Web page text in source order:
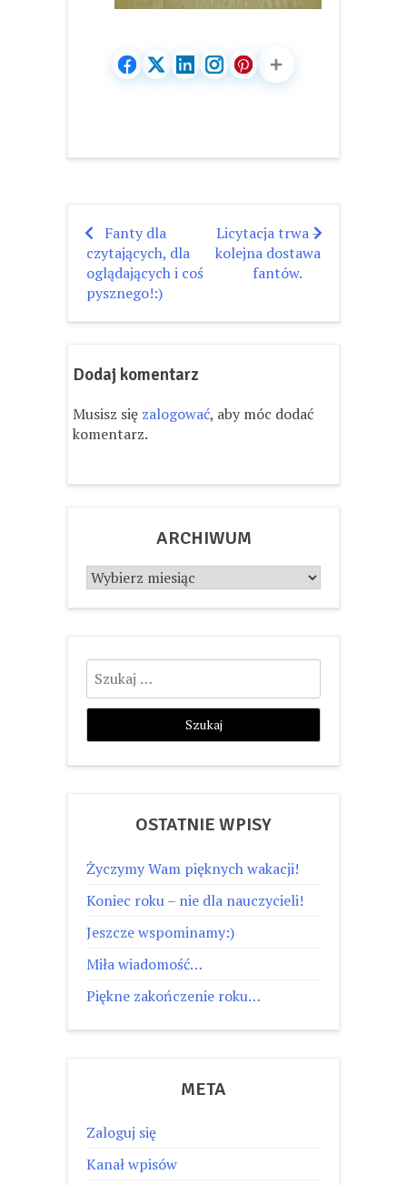
Nawigacja
wpisu
Fanty dla
czytających, dla
oglądających i coś
pysznego!:)
Licytacja trwa –
kolejna dostawa
fantów.
Dodaj komentarz
Musisz się zalogować, aby móc dodać
komentarz.
ARCHIWUM
Archiwum
Szukaj:
OSTATNIE WPISY
Życzymy Wam pięknych wakacji!
Koniec roku – nie dla nauczycieli!
Jeszcze wspominamy:)
Miła wiadomość…
Piękne zakończenie roku…
META
Zaloguj się
Kanał wpisów